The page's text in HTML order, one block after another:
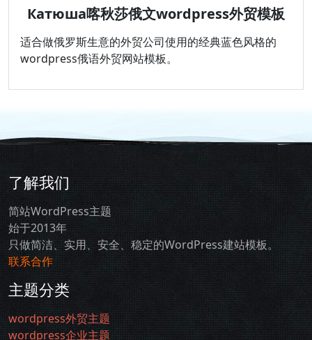
Катюша喀秋莎俄文wordpress外贸模板
适合做俄罗斯生意的外贸公司使用的经典蓝色风格的
wordpress俄语外贸网站模板。
了解我们
简站WordPress主题
始于2013年
只做简洁、实用、安全、稳定的WordPress建站模板。
联系合作
主题分类
wordpress外贸主题
wordpress企业主题